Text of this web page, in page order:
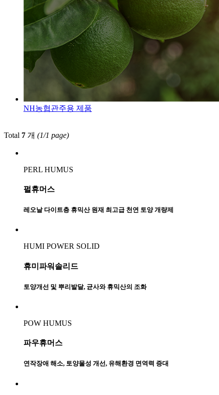
NH농협관주용 제품
Total 7 개 (1/1 page)
PERL HUMUS
펄휴머스
레오날 다이트층 휴믹산 원재 최고급 천연 토양 개량제
HUMI POWER SOLID
휴미파워솔리드
토양개선 및 뿌리발달, 균사와 휴믹산의 조화
POW HUMUS
파우휴머스
연작장애 해소, 토양물성 개선, 유해환경 면역력 증대